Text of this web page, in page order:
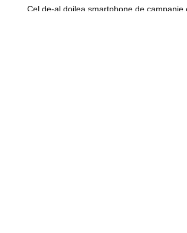
Cel de-al doilea smartphone de campanie